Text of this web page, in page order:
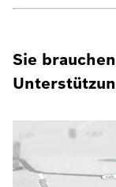
Sie